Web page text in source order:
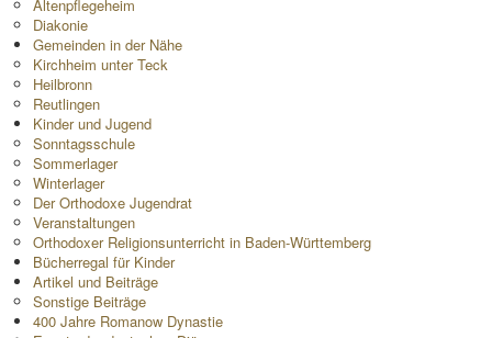
Altenpflegeheim
Diakonie
Gemeinden in der Nähe
Kirchheim unter Teck
Heilbronn
Reutlingen
Kinder und Jugend
Sonntagsschule
Sommerlager
Winterlager
Der Orthodoxe Jugendrat
Veranstaltungen
Orthodoxer Religionsunterricht in Baden-Württemberg
Bücherregal für Kinder
Artikel und Beiträge
Sonstige Beiträge
400 Jahre Romanow Dynastie